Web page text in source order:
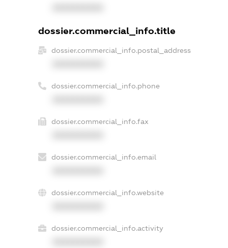
dossier.commercial_info.title
dossier.commercial_info.postal_address
dossier.commercial_info.phone
dossier.commercial_info.fax
dossier.commercial_info.email
dossier.commercial_info.website
dossier.commercial_info.activity